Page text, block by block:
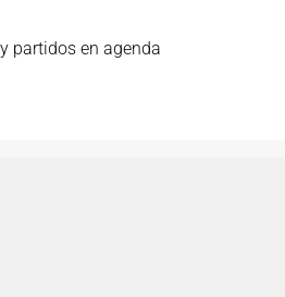
partidos en agenda